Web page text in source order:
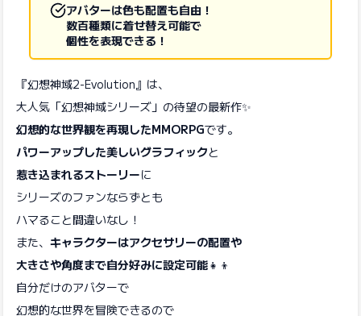
アバターは色も配置も自由！
数百種類に着せ替え可能で
個性を表現できる！
『幻想神域2-Evolution』は、
大人気「幻想神域シリーズ」の待望の最新作✨
幻想的な世界観を再現したMMORPGです。
パワーアップした美しいグラフィックと
惹き込まれるストーリーに
シリーズのファンならずとも
ハマること間違いなし！
また、 キャラクターはアクセサリーの配置や
大きさや角度まで自分好みに設定可能👧👦
自分だけのアバターで
幻想的な世界を冒険できるので